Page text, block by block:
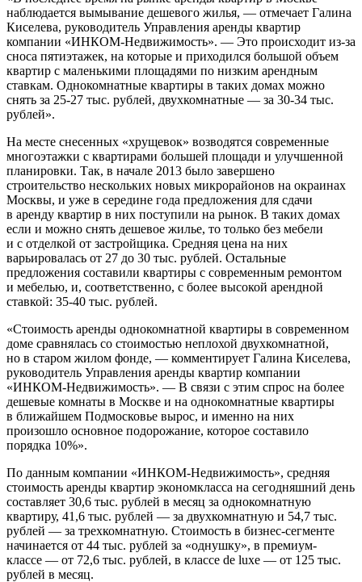
наблюдается вымывание дешевого жилья, — отмечает Галина
Киселева, руководитель Управления аренды квартир
компании «ИНКОМ-Недвижимость». — Это происходит из-за
сноса пятиэтажек, на которые и приходился большой объем
квартир с маленькими площадями по низким арендным
ставкам. Однокомнатные квартиры в таких домах можно
снять за 25-27 тыс. рублей, двухкомнатные — за 30-34 тыс.
рублей».
На месте снесенных «хрущевок» возводятся современные
многоэтажки с квартирами большей площади и улучшенной
планировки. Так, в начале 2013 было завершено
строительство нескольких новых микрорайонов на окраинах
Москвы, и уже в середине года предложения для сдачи
в аренду квартир в них поступили на рынок. В таких домах
если и можно снять дешевое жилье, то только без мебели
и с отделкой от застройщика. Средняя цена на них
варьировалась от 27 до 30 тыс. рублей. Остальные
предложения составили квартиры с современным ремонтом
и мебелью, и, соответственно, с более высокой арендной
ставкой: 35-40 тыс. рублей.
«Стоимость аренды однокомнатной квартиры в современном
доме сравнялась со стоимостью неплохой двухкомнатной,
но в старом жилом фонде, — комментирует Галина Киселева,
руководитель Управления аренды квартир компании
«ИНКОМ-Недвижимость». — В связи с этим спрос на более
дешевые комнаты в Москве и на однокомнатные квартиры
в ближайшем Подмосковье вырос, и именно на них
произошло основное подорожание, которое составило
порядка 10%».
По данным компании «ИНКОМ-Недвижимость», средняя
стоимость аренды квартир экономкласса на сегодняшний день
составляет 30,6 тыс. рублей в месяц за однокомнатную
квартиру, 41,6 тыс. рублей — за двухкомнатную и 54,7 тыс.
рублей — за трехкомнатную. Стоимость в бизнес-сегменте
начинается от 44 тыс. рублей за «однушку», в премиум-
классе — от 72,6 тыс. рублей, в классе de luxe — от 125 тыс.
рублей в месяц.